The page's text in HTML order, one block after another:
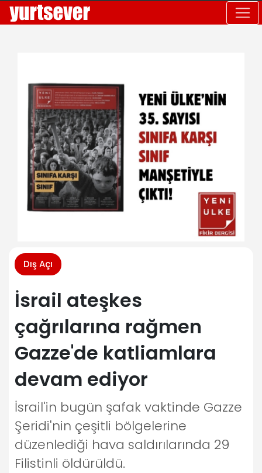
Dış Açı
İsrail ateşkes
çağrılarına rağmen
Gazze'de katliamlara
devam ediyor
İsrail'in bugün şafak vaktinde Gazze
Şeridi'nin çeşitli bölgelerine
düzenlediği hava saldırılarında 29
Filistinli öldürüldü.